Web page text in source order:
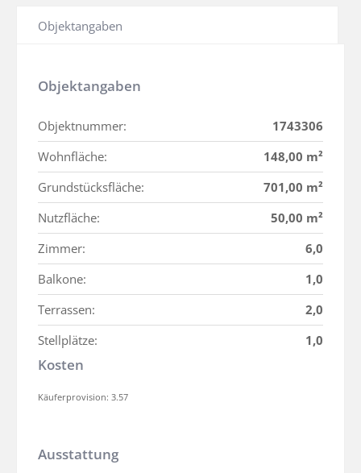
Objektangaben
Objektangaben
Objektnummer:
1743306
Wohnfläche:
148,00 m²
Grundstücksfläche:
701,00 m²
Nutzfläche:
50,00 m²
Zimmer:
6,0
Balkone:
1,0
Terrassen:
2,0
Stellplätze:
1,0
Kosten
Käuferprovision: 3.57
Ausstattung